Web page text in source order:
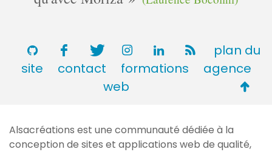
plan du
site
contact formations
agence
web
de
Alsacréations est une communauté dédiée à la
conception de sites et applications web de qualité,